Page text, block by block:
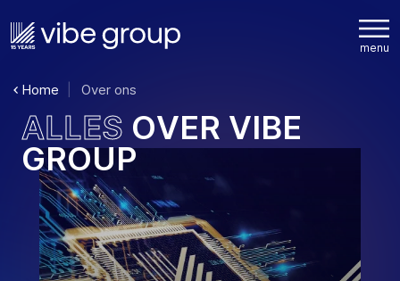
Home Over ons
ALLES OVER VIBE
GROUP